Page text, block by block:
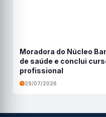
Moradora do Núcleo
de saúde e conclui
profissional
29/07/2026